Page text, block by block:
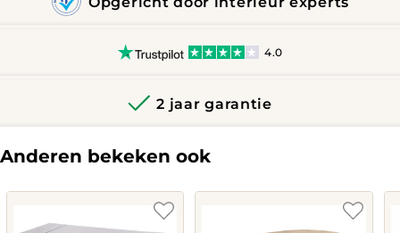
4.0
2 jaar garantie
Anderen bekeken ook